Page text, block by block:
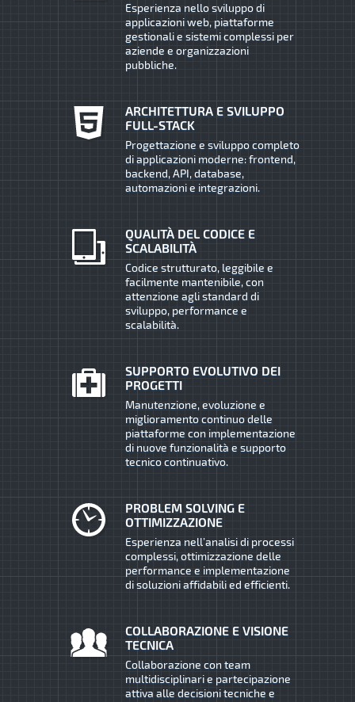
Esperienza nello sviluppo di
applicazioni web, piattaforme
gestionali e sistemi complessi per
aziende e organizzazioni
pubbliche.
ARCHITETTURA E SVILUPPO
FULL-STACK
Progettazione e sviluppo completo
di applicazioni moderne: frontend,
backend, API, database,
automazioni e integrazioni.
QUALITÀ DEL CODICE E
SCALABILITÀ
Codice strutturato, leggibile e
facilmente mantenibile, con
attenzione agli standard di
sviluppo, performance e
scalabilità.
SUPPORTO EVOLUTIVO DEI
PROGETTI
Manutenzione, evoluzione e
miglioramento continuo delle
piattaforme con implementazione
di nuove funzionalità e supporto
tecnico continuativo.
PROBLEM SOLVING E
OTTIMIZZAZIONE
Esperienza nell’analisi di processi
complessi, ottimizzazione delle
performance e implementazione
di soluzioni affidabili ed efficienti.
COLLABORAZIONE E VISIONE
TECNICA
Collaborazione con team
multidisciplinari e partecipazione
attiva alle decisioni tecniche e